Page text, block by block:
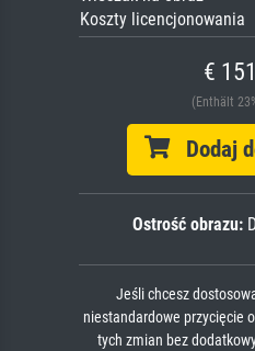
Koszty licencjonowania
€
(Enthält
Dodaj
Ostrość obrazu:
Jeśli chcesz
niestandardowe przycięcie
tych zmian bez